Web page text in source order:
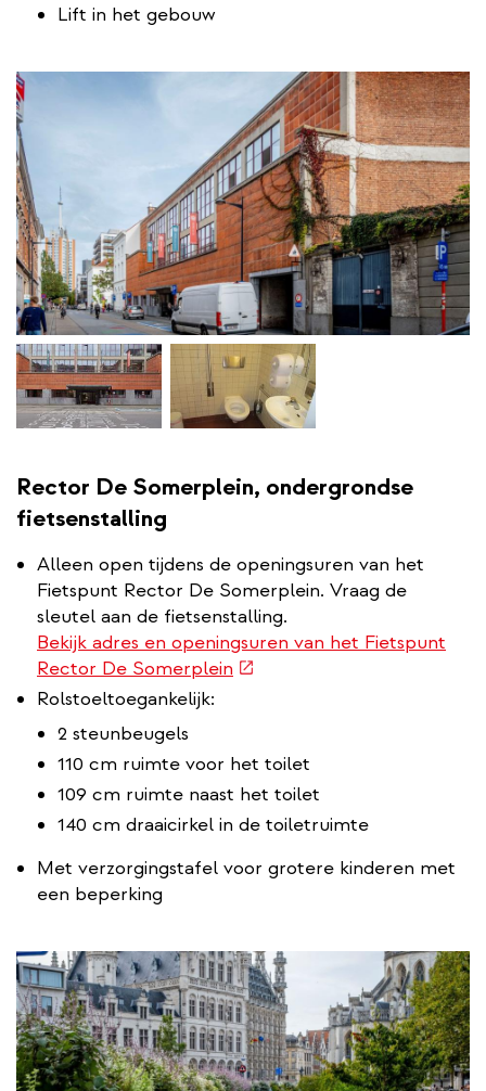
Lift in het gebouw
Rector De Somerplein, ondergrondse
fietsenstalling
Alleen open tijdens de openingsuren van het
Fietspunt Rector De Somerplein. Vraag de
sleutel aan de fietsenstalling.
Bekijk adres en openingsuren van het Fietspunt
Rector De Somerplein (externe
Rolstoeltoegankelijk:
2 steunbeugels
110 cm ruimte voor het toilet
109 cm ruimte naast het toilet
140 cm draaicirkel in de toiletruimte
Met verzorgingstafel voor grotere kinderen met
een beperking